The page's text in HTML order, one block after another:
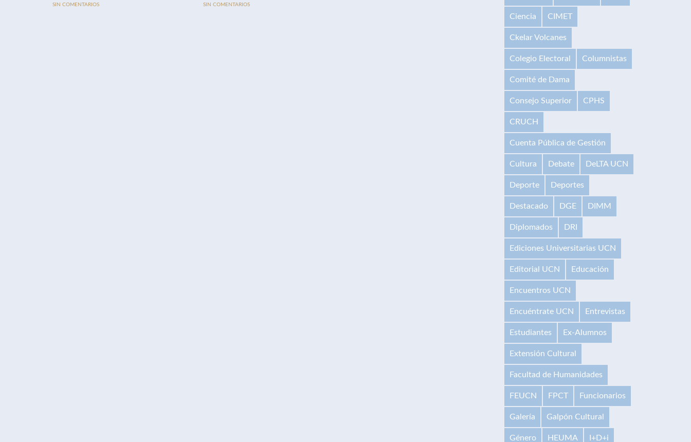
SIN COMENTARIOS SIN COMENTARIOS
Ciencia CIMET
Ckelar Volcanes
Colegio Electoral Columnistas
Comité de Dama
Consejo Superior CPHS
CRUCH
Cuenta Pública de Gestión
Cultura Debate DeLTA UCN
Deporte Deportes
Destacado DGE DIMM
Diplomados DRI
Ediciones Universitarias UCN
Editorial UCN Educación
Encuentros UCN
Encuéntrate UCN Entrevistas
Estudiantes Ex-Alumnos
Extensión Cultural
Facultad de Humanidades
FEUCN FPCT Funcionarios
Galería Galpón Cultural
Género HEUMA I+D+i